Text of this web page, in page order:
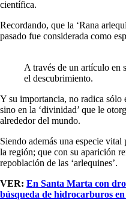
científica.
Recordando, que la ‘Rana
pasado fue considerada como
A través de un artículo en
el descubrimiento.
Y su importancia, no radica sólo
sino en la ‘divinidad’ que le
alrededor del mundo.
Siendo además una especie
la región; que con su aparición
repoblación de las ‘arlequines’.
VER: En Santa Marta con
búsqueda de hidrocarburos